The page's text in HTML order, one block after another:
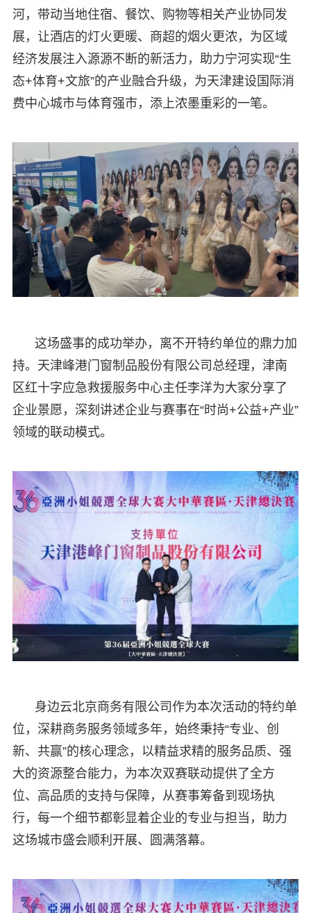
河，带动当地住宿、餐饮、购物等相关产业协同发
展，让酒店的灯火更暖、商超的烟火更浓，为区域
经济发展注入源源不断的新活力，助力宁河实现“生
态+体育+文旅”的产业融合升级，为天津建设国际消
费中心城市与体育强市，添上浓墨重彩的一笔。
这场盛事的成功举办，离不开特约单位的鼎力加
持。天津峰港门窗制品股份有限公司总经理，津南
区红十字应急救援服务中心主任李洋为大家分享了
企业景愿，深刻讲述企业与赛事在“时尚+公益+产业”
领域的联动模式。
身边云北京商务有限公司作为本次活动的特约单
位，深耕商务服务领域多年，始终秉持“专业、创
新、共赢”的核心理念，以精益求精的服务品质、强
大的资源整合能力，为本次双赛联动提供了全方
位、高品质的支持与保障，从赛事筹备到现场执
行，每一个细节都彰显着企业的专业与担当，助力
这场城市盛会顺利开展、圆满落幕。